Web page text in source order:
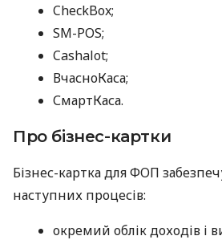
CheckBox;
SM-POS;
Cashalot;
ВчасноКаса;
СмартКаса.
Про бізнес-картки
Бізнес-картка для ФОП
наступних процесів:
окремий облік доходів і